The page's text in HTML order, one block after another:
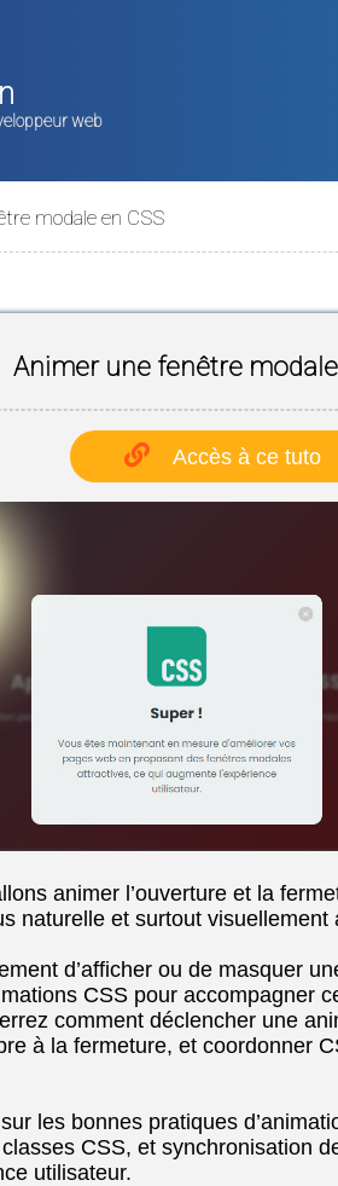
web
modale en CSS
Animer une fenêtre
Accès à ce tuto
animer l’ouverture et la
naturelle et surtout visuellement
d’afficher ou de masquer
CSS pour accompagner
comment déclencher une
à la fermeture, et coordonner
les bonnes pratiques
CSS, et synchronisation
utilisateur.